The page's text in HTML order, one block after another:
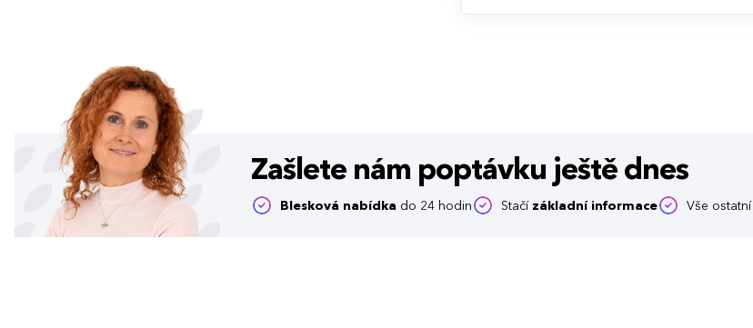
Zašlete nám poptávku ještě dnes
Blesková nabídka do 24 hodin Stačí základní informace Vše ostatní